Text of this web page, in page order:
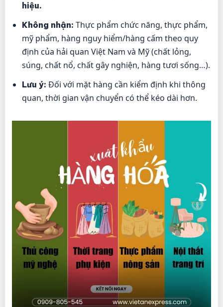
hiệu.
Không nhận: Thực phẩm chức năng, thực phẩm,
mỹ phẩm, hàng nguy hiểm/hàng cấm theo quy
định của hải quan Việt Nam và Mỹ (chất lỏng,
súng, chất nổ, chất gây nghiện, hàng tươi sống…).
Lưu ý: Đối với mặt hàng cần kiểm định khi thông
quan, thời gian vận chuyển có thể kéo dài hơn.